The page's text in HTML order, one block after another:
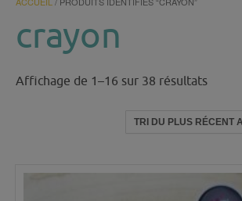
crayon
Affichage de 1–16 sur 38 résultatsTrié
plus
plus
ancien